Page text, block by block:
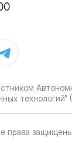
технологий"
права защищены